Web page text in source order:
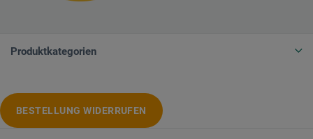
Produktkategorien
BESTELLUNG WIDERRUFEN